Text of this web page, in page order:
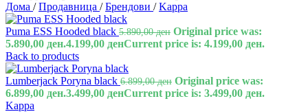
Дома / Продавница / Брендови / Kappa
Puma ESS Hooded black 5.890,00ден Original price was:
5.890,00 ден.4.199,00 денCurrent price is: 4.199,00 ден.
Back to products
Lumberjack Poryna black 6.899,00ден Original price was:
6.899,00 ден.3.499,00 денCurrent price is: 3.499,00 ден.
Kappa